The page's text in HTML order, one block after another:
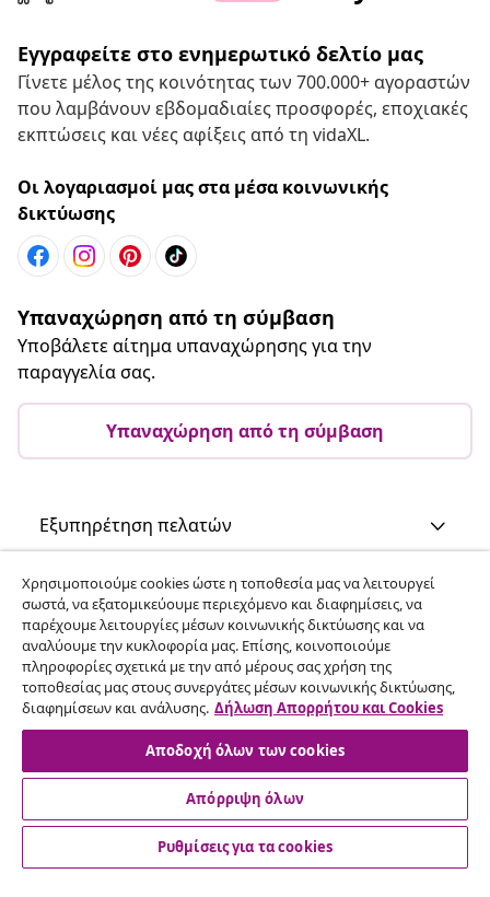
Εγγραφείτε στο ενημερωτικό δελτίο μας
Γίνετε μέλος της κοινότητας των 700.000+ αγοραστών
που λαμβάνουν εβδομαδιαίες προσφορές, εποχιακές
εκπτώσεις και νέες αφίξεις από τη vidaXL.
Οι λογαριασμοί μας στα μέσα κοινωνικής
δικτύωσης
Υπαναχώρηση από τη σύμβαση
Υποβάλετε αίτημα υπαναχώρησης για την
παραγγελία σας.
Υπαναχώρηση από τη σύμβαση
Εξυπηρέτηση πελατών
Επιχείρηση
vidaXL
Ανακαλύψτε περισσότερα
Χρησιμοποιούμε cookies ώστε η τοποθεσία μας να λειτουργεί
σωστά, να εξατομικεύουμε περιεχόμενο και διαφημίσεις, να
παρέχουμε λειτουργίες μέσων κοινωνικής δικτύωσης και να
αναλύουμε την κυκλοφορία μας. Επίσης, κοινοποιούμε
πληροφορίες σχετικά με την από μέρους σας χρήση της
τοποθεσίας μας στους συνεργάτες μέσων κοινωνικής δικτύωσης,
διαφημίσεων και ανάλυσης. Δήλωση Απορρήτου και Cookies
Αποδοχή όλων των cookies
Απόρριψη όλων
Ρυθμίσεις για τα cookies